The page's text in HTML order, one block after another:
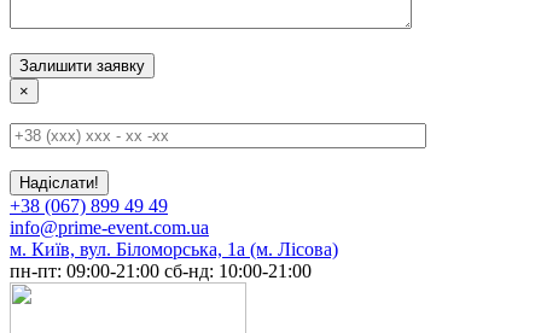
×
+38 (067) 899 49 49
info@prime-event.com.ua
м. Київ, вул. Біломорська, 1а (м. Лісова)
пн-пт: 09:00-21:00 сб-нд: 10:00-21:00